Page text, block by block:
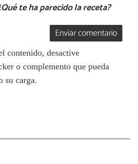
te ha parecido la receta?
Enviar comentario
contenido, desactive
o complemento que pueda
su carga.